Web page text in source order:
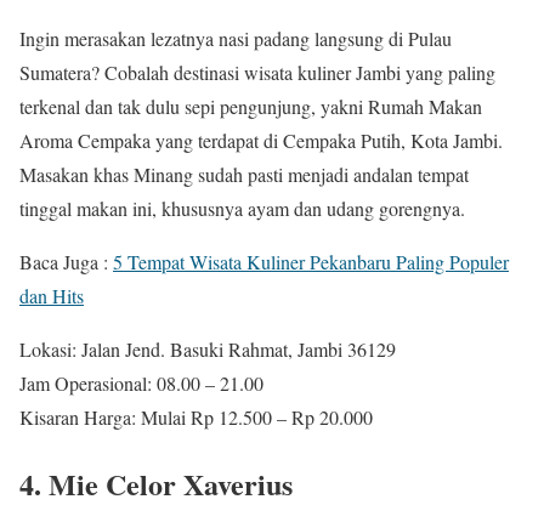
Ingin merasakan lezatnya nasi padang langsung di Pulau
Sumatera? Cobalah destinasi wisata kuliner Jambi yang paling
terkenal dan tak dulu sepi pengunjung, yakni Rumah Makan
Aroma Cempaka yang terdapat di Cempaka Putih, Kota Jambi.
Masakan khas Minang sudah pasti menjadi andalan tempat
tinggal makan ini, khususnya ayam dan udang gorengnya.
Baca Juga : 5 Tempat Wisata Kuliner Pekanbaru Paling Populer
dan Hits
Lokasi: Jalan Jend. Basuki Rahmat, Jambi 36129
Jam Operasional: 08.00 – 21.00
Kisaran Harga: Mulai Rp 12.500 – Rp 20.000
4. Mie Celor Xaverius